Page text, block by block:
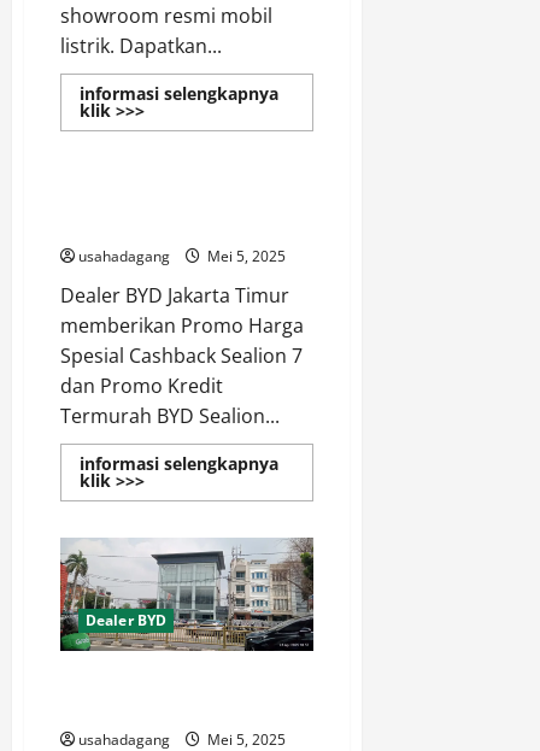
showroom resmi mobil
listrik. Dapatkan...
informasi selengkapnya
klik >>>Read
more
Dealer BYD
usahadagang Mei 5, 2025
Dealer BYD Jakarta Timur
memberikan Promo Harga
Spesial Cashback Sealion 7
dan Promo Kredit
Termurah BYD Sealion...
informasi selengkapnya
klik >>>Read
more
Jakarta
Timur
Promo
Harga
Spesial
Dealer BYD
usahadagang Mei 5, 2025